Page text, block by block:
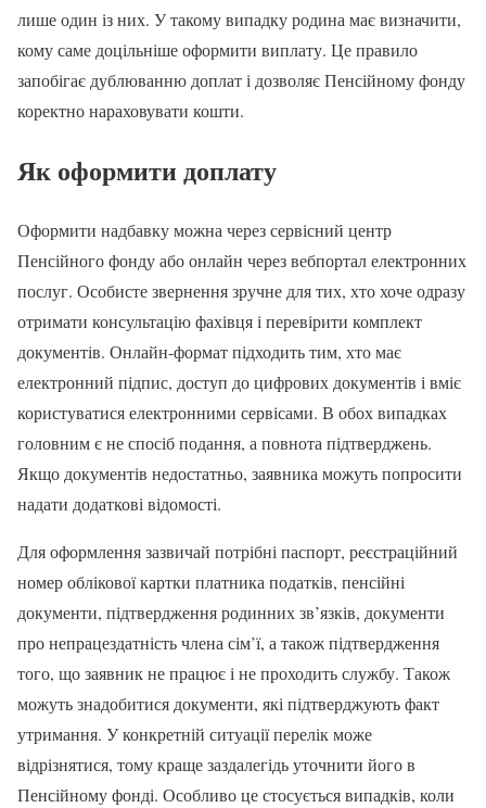
лише один із них. У такому випадку родина має визначити,
кому саме доцільніше оформити виплату. Це правило
запобігає дублюванню доплат і дозволяє Пенсійному фонду
коректно нараховувати кошти.
Як оформити доплату
Оформити надбавку можна через сервісний центр
Пенсійного фонду або онлайн через вебпортал електронних
послуг. Особисте звернення зручне для тих, хто хоче одразу
отримати консультацію фахівця і перевірити комплект
документів. Онлайн-формат підходить тим, хто має
електронний підпис, доступ до цифрових документів і вміє
користуватися електронними сервісами. В обох випадках
головним є не спосіб подання, а повнота підтверджень.
Якщо документів недостатньо, заявника можуть попросити
надати додаткові відомості.
Для оформлення зазвичай потрібні паспорт, реєстраційний
номер облікової картки платника податків, пенсійні
документи, підтвердження родинних зв’язків, документи
про непрацездатність члена сім’ї, а також підтвердження
того, що заявник не працює і не проходить службу. Також
можуть знадобитися документи, які підтверджують факт
утримання. У конкретній ситуації перелік може
відрізнятися, тому краще заздалегідь уточнити його в
Пенсійному фонді. Особливо це стосується випадків, коли